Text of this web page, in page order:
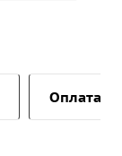
Оплата и